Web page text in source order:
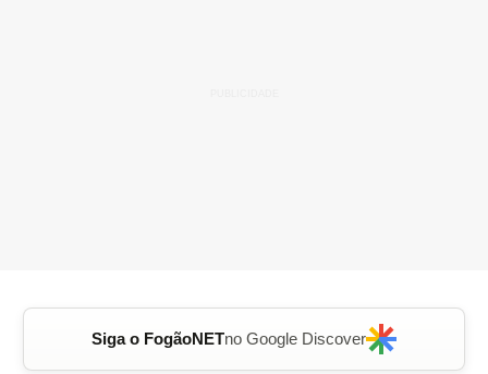
Siga o FogãoNETno Google Discover